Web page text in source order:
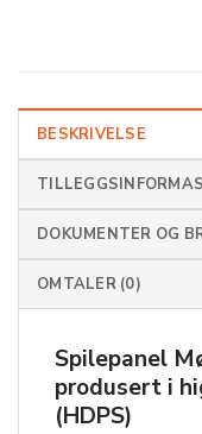
BESKRIVELSE
DOKUMENTER OG
OMTALER (0)
Spilepanel
produsert i
(HDPS)